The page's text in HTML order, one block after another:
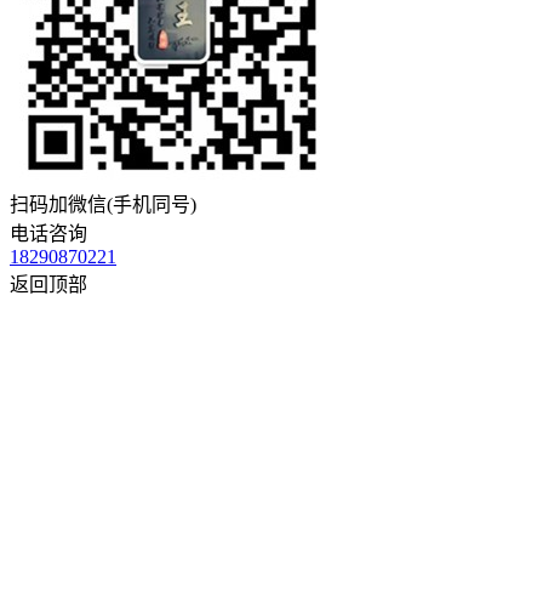
扫码加微信(手机同号)
电话咨询
18290870221
返回顶部